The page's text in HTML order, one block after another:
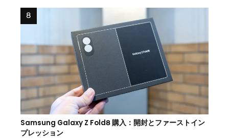
Samsung Galaxy Z Fold8 購入：開封とファーストイン
プレッション